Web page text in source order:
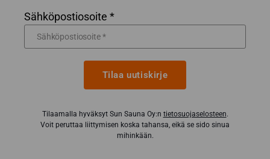
Sähköpostiosoite *
Tilaa uutiskirje
Tilaamalla hyväksyt Sun Sauna Oy:n tietosuojaselosteen.
Voit peruttaa liittymisen koska tahansa, eikä se sido sinua
mihinkään.